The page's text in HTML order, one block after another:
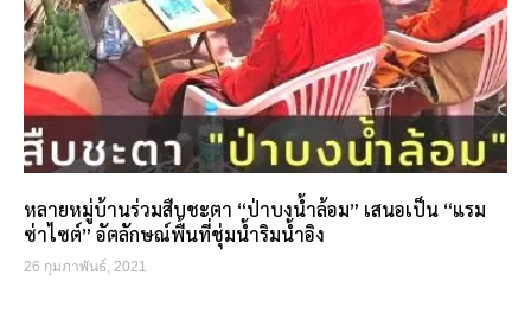
หลายหมู่บ้านร่วมสืบชะตา “ป่าบงน้ำล้อม” เสนอเป็น “แรม
ซ่าไซต์” อัตลักษณ์พื้นที่ชุ่มน้ำริมน้ำอิง
26 กุมภาพันธ์, 2021